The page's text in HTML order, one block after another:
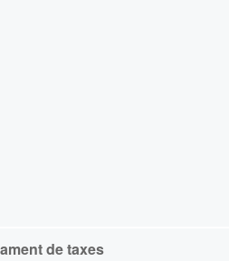
de taxes